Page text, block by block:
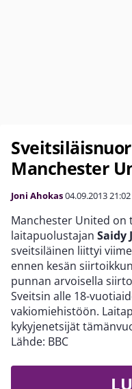
Manchester
Joni Ahokas04.09.201321:02
Manchester United on
laitapuolustajan Saidy
sveitsiläinen liittyi
ennen kesän
punnan arvoisella
Sveitsin alle 18-
vakiomiehistöön.
kykyjenetsijät
Lähde: BBC